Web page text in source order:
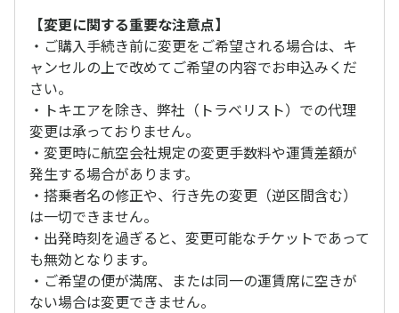
【変更に関する重要な注意点】
・ご購入手続き前に変更をご希望される場合は、キ
ャンセルの上で改めてご希望の内容でお申込みくだ
さい。
・トキエアを除き、弊社（トラベリスト）での代理
変更は承っておりません。
・変更時に航空会社規定の変更手数料や運賃差額が
発生する場合があります。
・搭乗者名の修正や、行き先の変更（逆区間含む）
は一切できません。
・出発時刻を過ぎると、変更可能なチケットであって
も無効となります。
・ご希望の便が満席、または同一の運賃席に空きが
ない場合は変更できません。